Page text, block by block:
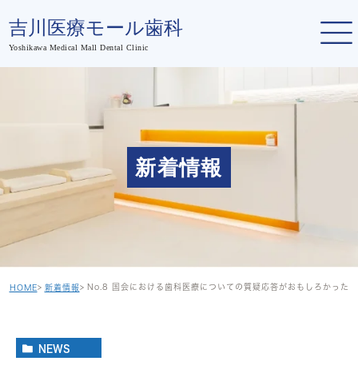
新着情報
HOME 新着情報 No.8 国会における歯科医療についての質疑応答がおもしろかった
NEWS